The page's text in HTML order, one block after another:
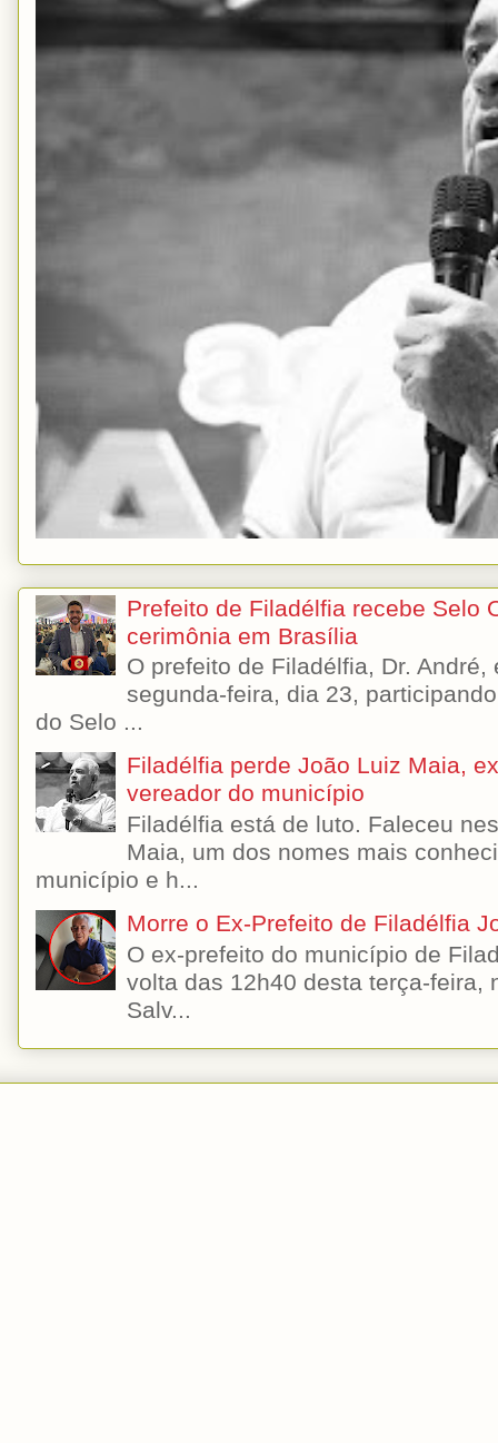
Prefeito de Filadélfia recebe Selo
cerimônia em Brasília
O prefeito de Filadélfia, Dr.
segunda-feira, dia 23,
do Selo ...
Filadélfia perde João Luiz Maia,
vereador do município
Filadélfia está de luto. Faleceu
Maia, um dos nomes mais
município e h...
Morre o Ex-Prefeito de Filadélfia
O ex-prefeito do município de
volta das 12h40 desta terça-feira,
Salv...